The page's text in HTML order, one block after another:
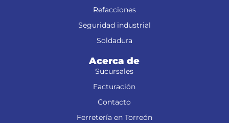
Refacciones
Seguridad industrial
Soldadura
Acerca de
Sucursales
Facturación
Contacto
Ferretería en Torreón